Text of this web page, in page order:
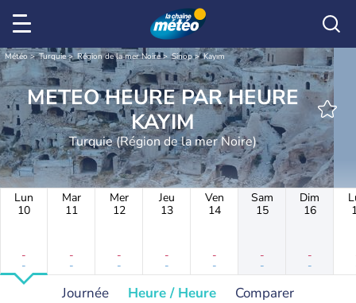
Météo Turquie Région de la mer Noire Sinop Kayım
METEO HEURE PAR HEURE
KAYIM
Turquie (Région de la mer Noire)
Lun
10
-
-
Mar
11
-
-
Mer
12
-
-
Jeu
13
-
-
Ven
14
-
-
Sam
15
-
-
Dim
16
-
-
Journée Heure / Heure Comparer